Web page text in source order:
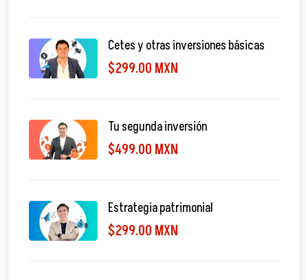
Cetes y otras inversiones básicas
$299.00 MXN
Tu segunda inversión
$499.00 MXN
Estrategia patrimonial
$299.00 MXN